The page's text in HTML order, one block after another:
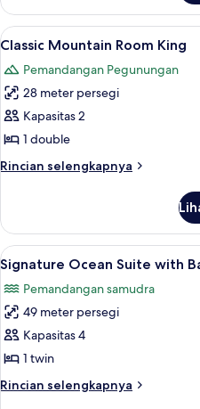
Ocean
Suite
Lihat
semua
foto
untuk
Classic
Mountain
Room
King
13
Classic Mountain Room King
Pemandangan Pegunungan
28 meter persegi
Kapasitas 2
1 double
Rincian selengkapnya
Rincian
Classic
Mountain
Room
King
Lihat
semua
foto
untuk
Signature
Ocean
Suite
with
16
Signature Ocean Suite with
Pemandangan samudra
49 meter persegi
Kapasitas 4
1 twin
Rincian selengkapnya
Rincian